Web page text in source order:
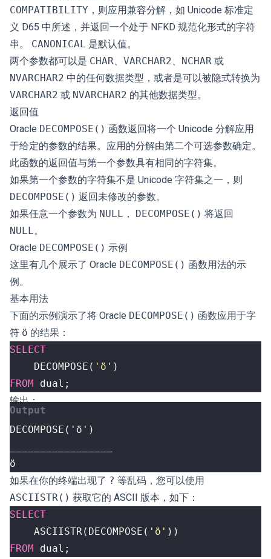
COMPATIBILITY ，则应用兼容分解，如 Unicode 标准定
义 D65 中所述，并返回一个处于 NFKD 规范化形式的字符
串。 CANONICAL 是默认值。
两个参数都可以是 CHAR、 VARCHAR2、 NCHAR 或
NVARCHAR2 中的任何数据类型，或者是可以被隐式转换为
VARCHAR2 或 NVARCHAR2 的其他数据类型。
返回值
Oracle DECOMPOSE() 函数返回将一个 Unicode 分解应用
于给定的参数的结果。应用的分解由第二个可选参数确定。
此函数的返回值与第一个参数具有相同的字符集。
如果第一个参数的字符集不是 Unicode 字符集之一，则
DECOMPOSE() 返回未修改的参数。
如果任意一个参数为 NULL ， DECOMPOSE() 将返回
NULL。
Oracle DECOMPOSE() 示例
这里有几个展示了 Oracle DECOMPOSE() 函数用法的示
例。
基本用法
下面的示例演示了将 Oracle DECOMPOSE() 函数应用于字
符 ö 的结果：
SELECT
DECOMPOSE ( 'ö' )
FROM
dual ;
输出：
ö
如果在你的终端出现了 ? 等乱码，您可以使用
ASCIISTR() 获取它的 ASCII 版本，如下：
SELECT
ASCIISTR( DECOMPOSE ( 'ö' ))
FROM
dual ;